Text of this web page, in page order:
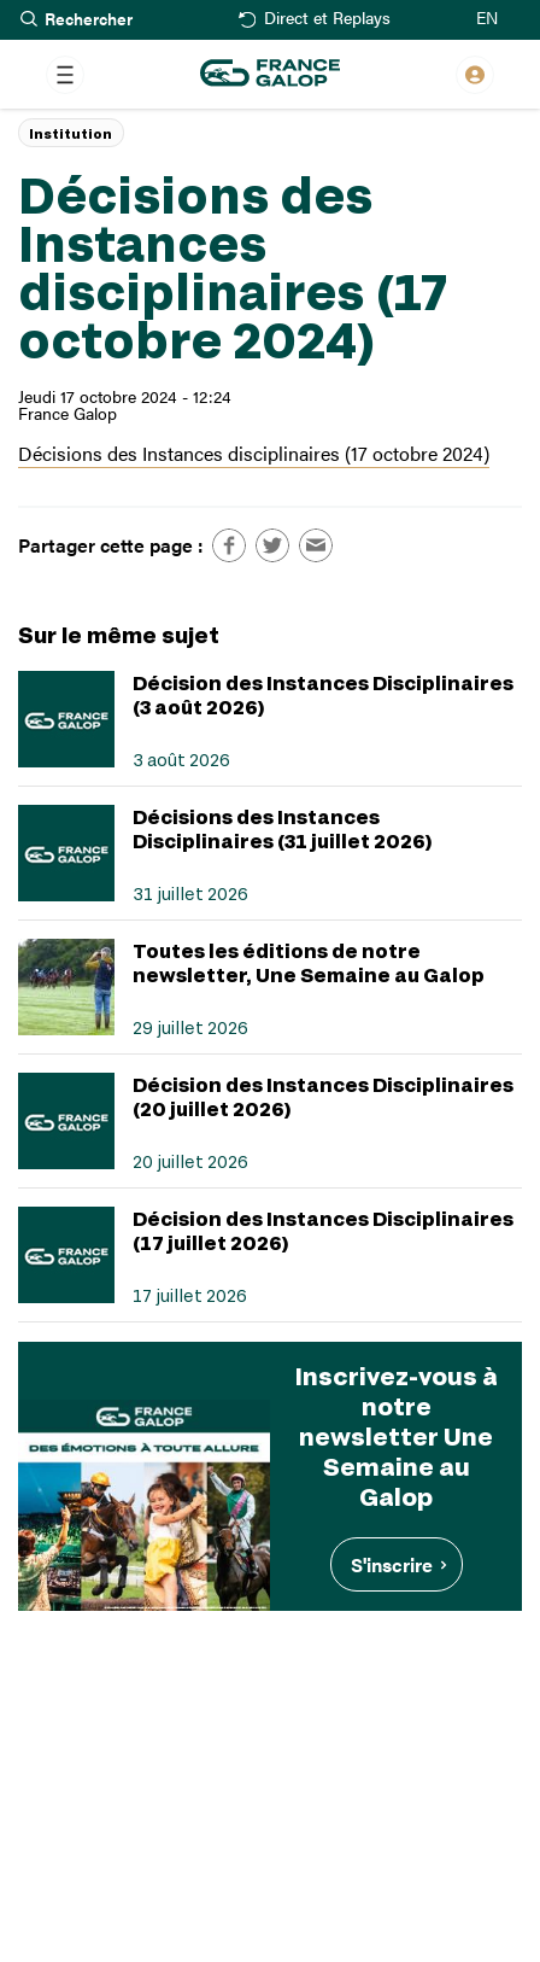
Aller
au
contenu
principal
Rechercher Direct et Replays EN
Décisions des
Instances
disciplinaires (17
octobre 2024)
Jeudi 17 octobre 2024 - 12:24
France Galop
Institution
Décisions des Instances disciplinaires (17 octobre 2024)
Partager cette page :
Sur le même sujet
Décision des Instances Disciplinaires
(3 août 2026)
3 août 2026
Décisions des Instances
Disciplinaires (31 juillet 2026)
31 juillet 2026
Toutes les éditions de notre
newsletter, Une Semaine au Galop
29 juillet 2026
Décision des Instances Disciplinaires
(20 juillet 2026)
20 juillet 2026
Décision des Instances Disciplinaires
(17 juillet 2026)
17 juillet 2026
Inscrivez-vous à
notre
newsletter Une
Semaine au
Galop
S'inscrire